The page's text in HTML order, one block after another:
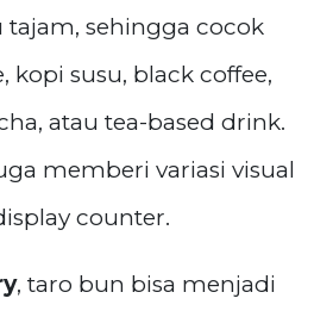
tajam, sehingga cocok
kopi susu, black coffee,
atau tea-based drink.
memberi variasi visual
counter.
, taro bun bisa menjadi